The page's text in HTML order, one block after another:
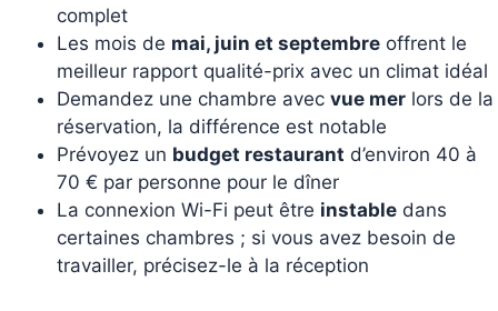
complet
Les mois de mai, juin et septembre offrent le
meilleur rapport qualité-prix avec un climat idéal
Demandez une chambre avec vue mer lors de la
réservation, la différence est notable
Prévoyez un budget restaurant d’environ 40 à
70 € par personne pour le dîner
La connexion Wi-Fi peut être instable dans
certaines chambres ; si vous avez besoin de
travailler, précisez-le à la réception